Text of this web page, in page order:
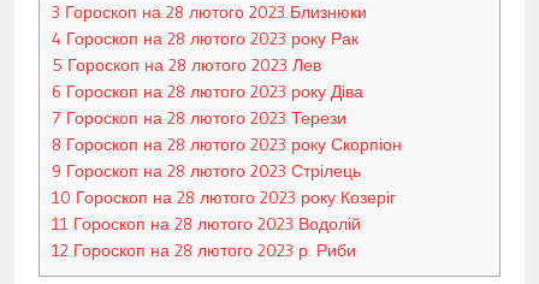
3 Гороскоп на 28 лютого 2023 Близнюки
4 Гороскоп на 28 лютого 2023 року Рак
5 Гороскоп на 28 лютого 2023 Лев
6 Гороскоп на 28 лютого 2023 року Діва
7 Гороскоп на 28 лютого 2023 Терези
8 Гороскоп на 28 лютого 2023 року Скорпіон
9 Гороскоп на 28 лютого 2023 Стрілець
10 Гороскоп на 28 лютого 2023 року Козеріг
11 Гороскоп на 28 лютого 2023 Водолій
12Гороскоп на 28 лютого 2023 р. Риби